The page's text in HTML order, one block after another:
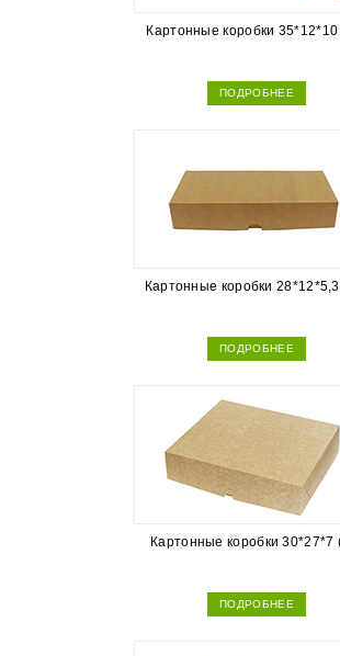
Картонные коробки
ПОДРОБНЕЕ
Картонные коробки
ПОДРОБНЕЕ
Картонные коробки 30*27*7
ПОДРОБНЕЕ